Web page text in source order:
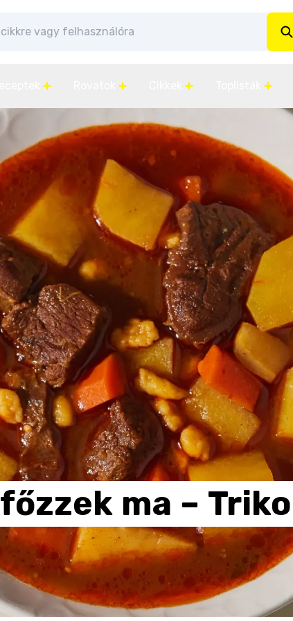
főzzek ma –